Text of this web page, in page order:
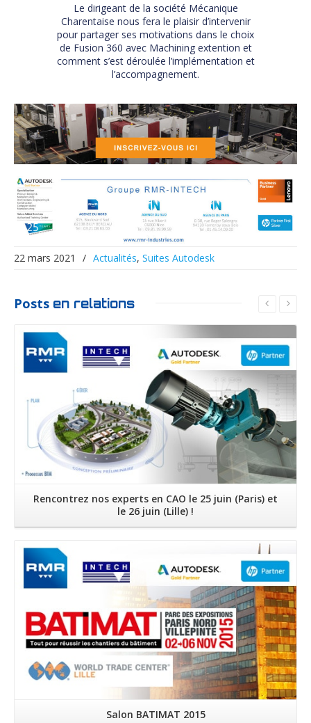
Le dirigeant de la société Mécanique
Charentaise nous fera le plaisir d’intervenir
pour partager ses motivations dans le choix
de Fusion 360 avec Machining extention et
comment s’est déroulée l’implémentation et
l’accompagnement.
22 mars 2021 / Actualités, Suites Autodesk
Posts en relations
Lire la suite
Rencontrez nos experts en CAO le 25 juin (Paris) et
le 26 juin (Lille) !
Salon BATIMAT 2015